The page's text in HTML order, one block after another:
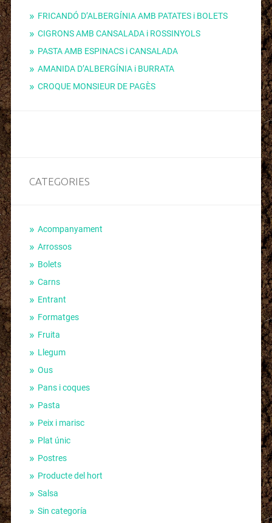
FRICANDÓ D’ALBERGÍNIA AMB PATATES i BOLETS
CIGRONS AMB CANSALADA i ROSSINYOLS
PASTA AMB ESPINACS i CANSALADA
AMANIDA D’ALBERGÍNIA i BURRATA
CROQUE MONSIEUR DE PAGÈS
CATEGORIES
Acompanyament
Arrossos
Bolets
Carns
Entrant
Formatges
Fruita
Llegum
Ous
Pans i coques
Pasta
Peix i marisc
Plat únic
Postres
Producte del hort
Salsa
Sin categoría